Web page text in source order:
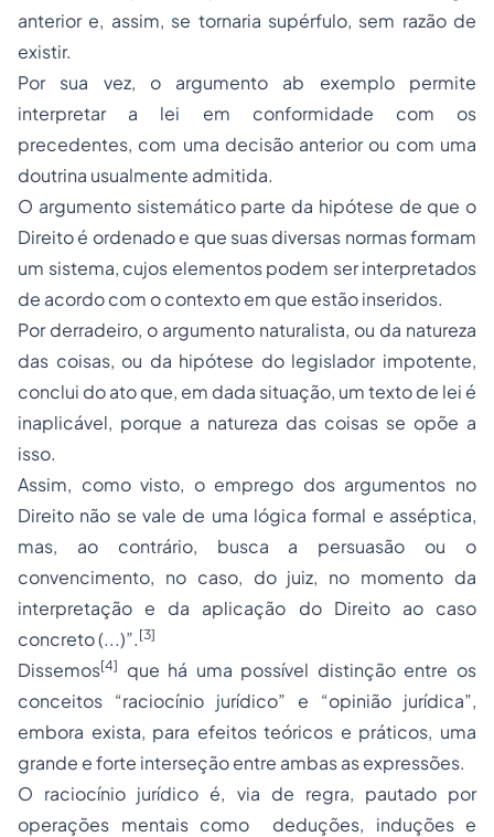
anterior e, assim, se tornaria supérfulo, sem razão de
existir.
Por sua vez, o argumento ab exemplo permite
interpretar a lei em conformidade com os
precedentes, com uma decisão anterior ou com uma
doutrina usualmente admitida.
O argumento sistemático parte da hipótese de que o
Direito é ordenado e que suas diversas normas formam
um sistema, cujos elementos podem ser interpretados
de acordo com o contexto em que estão inseridos.
Por derradeiro, o argumento naturalista, ou da natureza
das coisas, ou da hipótese do legislador impotente,
conclui do ato que, em dada situação, um texto de lei é
inaplicável, porque a natureza das coisas se opõe a
isso.
Assim, como visto, o emprego dos argumentos no
Direito não se vale de uma lógica formal e asséptica,
mas, ao contrário, busca a persuasão ou o
convencimento, no caso, do juiz, no momento da
interpretação e da aplicação do Direito ao caso
concreto (...)”. [3]
Dissemos[4]
que há uma possível distinção entre os
conceitos “raciocínio jurídico” e “opinião jurídica”,
embora exista, para efeitos teóricos e práticos, uma
grande e forte interseção entre ambas as expressões.
O raciocínio jurídico é, via de regra, pautado por
operações mentais como deduções, induções e